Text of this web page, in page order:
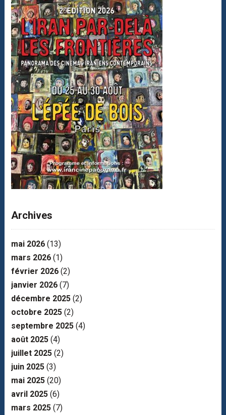
Archives
mai 2026(13)
mars 2026(1)
février 2026(2)
janvier 2026(7)
décembre 2025(2)
octobre 2025(2)
septembre 2025(4)
août 2025(4)
juillet 2025(2)
juin 2025(3)
mai 2025(20)
avril 2025(6)
mars 2025(7)